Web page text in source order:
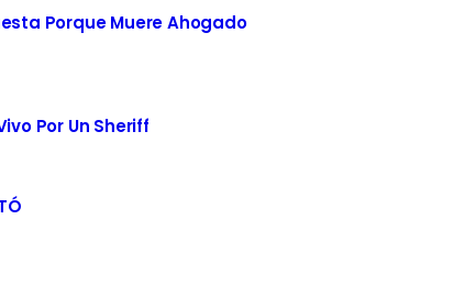
Porque Muere Ahogado
Por Un Sheriff